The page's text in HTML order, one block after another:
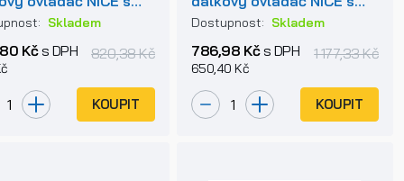
kódem
Skladem
Kčs DPH 820,38 Kč
KOUPIT
pevným kódem
Dostupnost: Skladem
786,98 Kčs DPH
650,40 Kč
1 177,33 Kč
KOUPIT